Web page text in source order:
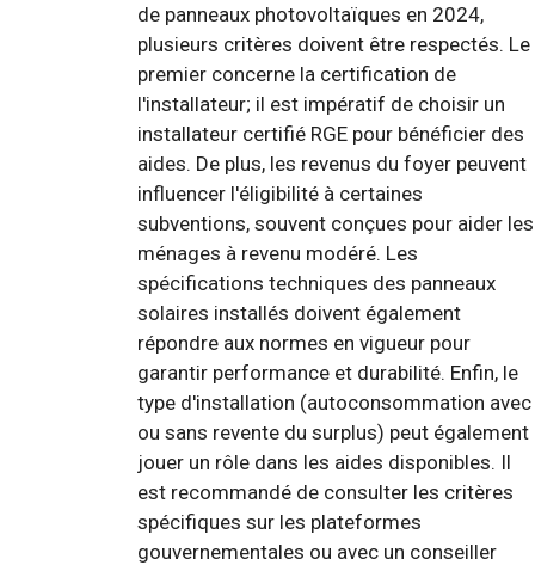
de panneaux photovoltaïques en 2024,
plusieurs critères doivent être respectés. Le
premier concerne la certification de
l'installateur; il est impératif de choisir un
installateur certifié RGE pour bénéficier des
aides. De plus, les revenus du foyer peuvent
influencer l'éligibilité à certaines
subventions, souvent conçues pour aider les
ménages à revenu modéré. Les
spécifications techniques des panneaux
solaires installés doivent également
répondre aux normes en vigueur pour
garantir performance et durabilité. Enfin, le
type d'installation (autoconsommation avec
ou sans revente du surplus) peut également
jouer un rôle dans les aides disponibles. Il
est recommandé de consulter les critères
spécifiques sur les plateformes
gouvernementales ou avec un conseiller